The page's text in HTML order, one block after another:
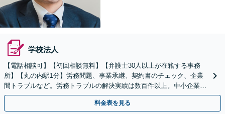
学校法人
【電話相談可】【初回相談無料】【弁護士30人以上が在籍する事務
所】【丸の内駅1分】労務問題、事業承継、契約書のチェック、企業
間トラブルなど。労務トラブルの解決実績は数百件以上。中小企業家
同友会に所属しセミナー講師なども担当
料金表を見る